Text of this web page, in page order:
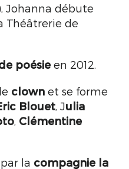
Johanna débute
Théâtrerie de
poésie en 2012.
clown et se forme
Blouet , Julia
Clémentine
la compagnie la